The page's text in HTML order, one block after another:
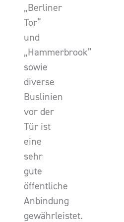
„Berliner
Tor“
und
„Hammerbrook”
sowie
diverse
Buslinien
vor der
Tür ist
eine
sehr
gute
öffentliche
Anbindung
gewährleistet.